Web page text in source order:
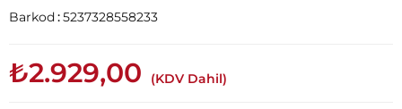
Barkod:5237328558233
₺2.929,00 (KDV Dahil)